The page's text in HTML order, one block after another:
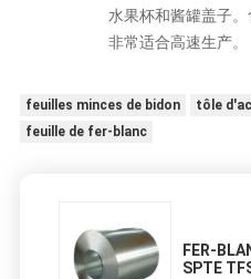
水果杯和酱罐盖子。
非常适合高速生产。
feuilles minces de bidon
tôle
feuille de fer-blanc
FER-
SPTE